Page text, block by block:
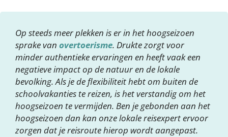
Op steeds meer plekken is er in het hoogseizoen
sprake van overtoerisme. Drukte zorgt voor
minder authentieke ervaringen en heeft vaak een
negatieve impact op de natuur en de lokale
bevolking. Als je de flexibiliteit hebt om buiten de
schoolvakanties te reizen, is het verstandig om het
hoogseizoen te vermijden. Ben je gebonden aan het
hoogseizoen dan kan onze lokale reisexpert ervoor
zorgen dat je reisroute hierop wordt aangepast.